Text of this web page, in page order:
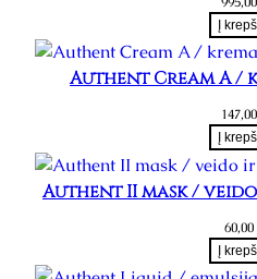
o
ū
s
Į
Authent Cream A /
147,00
Į
Authent II mask /
60,00
Į